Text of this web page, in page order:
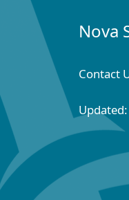
Nova
Contact